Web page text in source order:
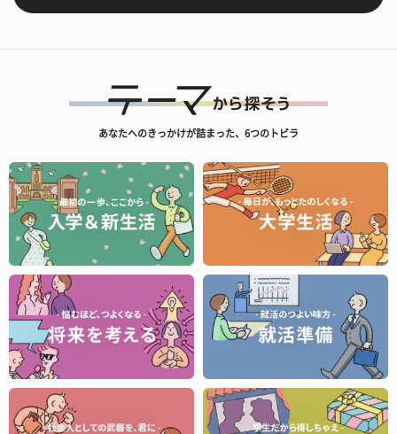
あなたへのきっかけが詰まった、6つのトビラ